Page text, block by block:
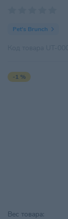
Pet's Brunch
-1 %
Вес товара: